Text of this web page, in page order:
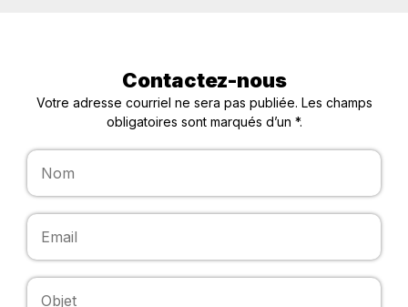
Contactez-nous
Votre adresse courriel ne sera pas publiée. Les champs
obligatoires sont marqués d’un *.